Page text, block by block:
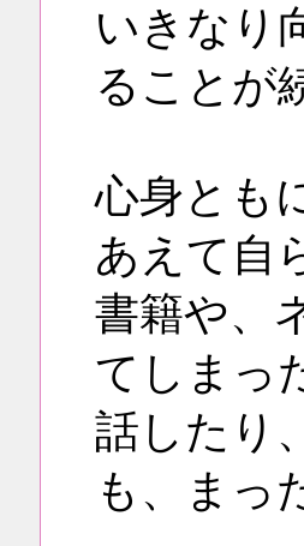
いきなり
ることが
心身とも
あえて自
書籍や、
てしまっ
話したり
も、まっ